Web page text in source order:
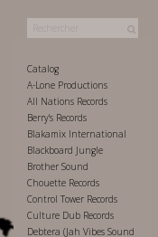
Catalog
A-Lone Productions
All Nations Records
Berry's Records
Blakamix International
Blackboard Jungle
Brother Sound
Chouette Records
Control Tower Records
Culture Dub Records
Debtera (Jah Vibes Sound